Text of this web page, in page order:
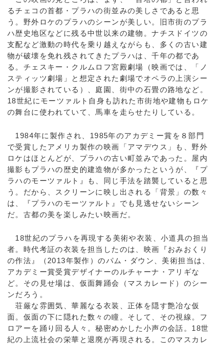
るチェコの首都・プラハの街並みの美しさであると思
う。野外ロケのプラハのシーンが美しい。旧市街のプラ
ハ歴史地区などに残る中世以来の建物。ナチスドイツの
支配など激動の時代を乗り越えながらも、多くの古い建
物が破壊を免れ残されてきたプラハは、千年の都であ
る。チェスキー・クルムロフ宮殿劇場（映画では、「ノ
スティッツ劇場」と想定された劇場でオペラの上演シー
ンが撮影されている）、庭園、街中の石畳の路地など。
18世紀にモーツァルト自身も訪れた市街地や建物もロケ
の舞台に使われていて、馬車を走らせたりしている。
1984年に製作され、1985年のアカデミー賞を８部門
で受賞したアメリカ製作の映画「アマデウス」も、野外
ロケはほとんどが、プラハの古い町並みであった。屋内
撮影もプラハの歴史的建造物が多かったというが、『プ
ラハのモーツァルト』も、同じ手法を踏襲していると思
う。だから、スクリーンに映し出される「背景」の数々
は、『プラハのモーツァルト』でも見逃せないシーン
だ。古都の美を楽しみたい映画だ。
18世紀のプラハを再現する美術や衣装、小道具の担当
者。時代考証の衣装を担当したのは、映画『おみおくり
の作法』（2013年製作）のパム・ダウン、美術担当は、
アカデミー賞受賞デザイナーのルチャーナ・アリギな
ど。その見せ場は、仮面舞踊会（マスカレード）のシー
ンだろう。
荘厳な雰囲気、華麗なる衣装、正体を隠す艶冶な仮
面。仮面の下に隠れた数々の瞳。そして、その視線。フ
ロアーを踊り回る人々。秘密めかした小声の会話。18世
紀の上流社会の栄華と退廃が再現される。このマスカレ